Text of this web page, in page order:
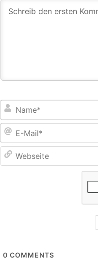
0 COMMENTS